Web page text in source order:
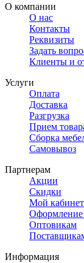
О компании
О нас
Контакты
Реквизиты
Задать
Клиенты и
Услуги
Оплата
Доставка
Разгрузка
Прием
Сборка
Самовывоз
Партнерам
Акции
Скидки
Мой кабинет
Оформление
Оптовикам
Информация